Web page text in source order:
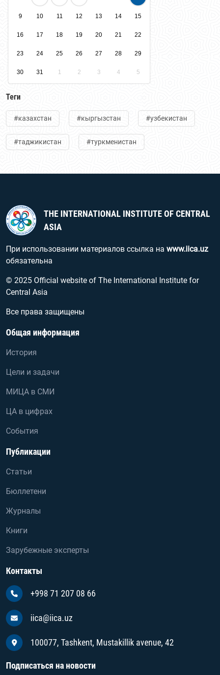
9 10 11 12 13 14 15
16 17 18 19 20 21 22
23 24 25 26 27 28 29
30 31 1 2 3 4 5
Теги
#казахстан #кыргызстан #узбекистан
#таджикистан #туркменистан
THE INTERNATIONAL INSTITUTE OF CENTRAL
ASIA
При использовании материалов ссылка на www.iica.uz
обязательна
© 2025 Official website of The International Institute for
Central Asia
Все права защищены
Общая информация
История
Цели и задачи
МИЦА в СМИ
ЦА в цифрах
События
Публикации
Статьи
Бюллетени
Журналы
Книги
Зарубежные эксперты
Контакты
+998 71 207 08 66
iica@iica.uz
100077, Tashkent, Mustakillik avenue, 42
Подписаться на новости